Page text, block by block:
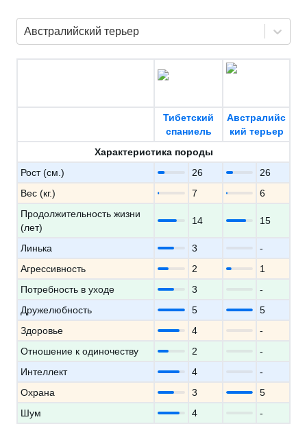
Австралийский терьер
Тибетский
спаниель
Австралийс
кий терьер
Характеристика породы
Рост (см.)
26
26
Вес (кг.)
7
6
Продолжительность жизни
(лет)
14 15
Линька 3
-
Агрессивность
2
1
Потребность в уходе
3
-
Дружелюбность
5
5
Здоровье
4
-
Отношение к одиночеству
2
-
Интеллект
4
-
Охрана
3
5
Шум
4
-